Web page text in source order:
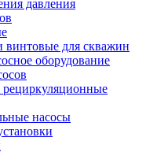
давления
для скважин
оборудование
насосы